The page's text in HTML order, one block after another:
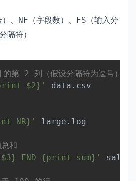
、 NF （字段数）、 FS （输入分
隔符）
第 2 列（假设分隔符为逗号）
$2}' data.csv
NR}' large.log
总和
$3} END {print sum}'
Copy